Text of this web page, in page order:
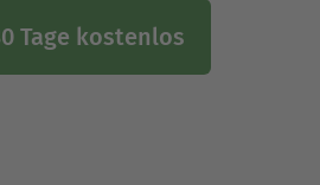
Tage kostenlos